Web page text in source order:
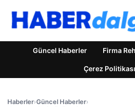
Güncel Haberler Firma
Çerez Politikası
Haberler›Güncel Haberler›